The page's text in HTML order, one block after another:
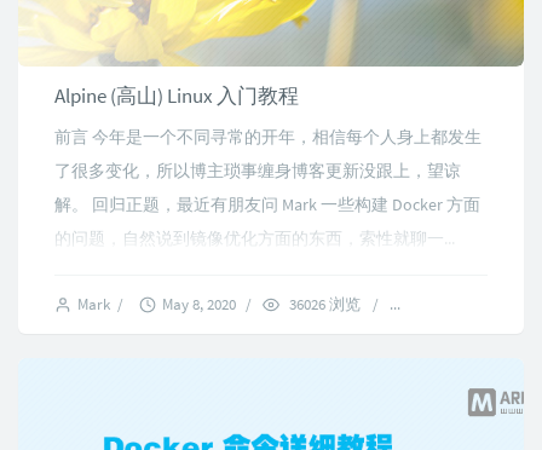
Alpine (高山) Linux 入门教程
前言 今年是一个不同寻常的开年，相信每个人身上都发生
了很多变化，所以博主琐事缠身博客更新没跟上，望谅
解。 回归正题，最近有朋友问 Mark 一些构建 Docker 方面
的问题，自然说到镜像优化方面的东西，索性就聊一...
Mark / May 8, 2020 / 36026 浏览 /